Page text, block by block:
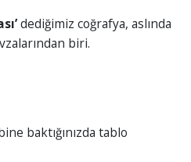
dediğimiz coğrafya, aslında
biri.
baktığınızda tablo